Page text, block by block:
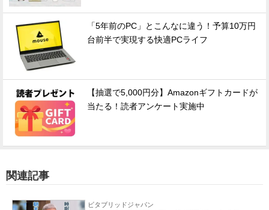
「5年前のPC」とこんなに違う！予算10万円
台前半で実現する快適PCライフ
【抽選で5,000円分】Amazonギフトカードが
当たる！読者アンケート実施中
関連記事
ビタブリッドジャパン